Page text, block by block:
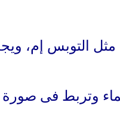
التوبس إم،
باليد وتغسل بالماء